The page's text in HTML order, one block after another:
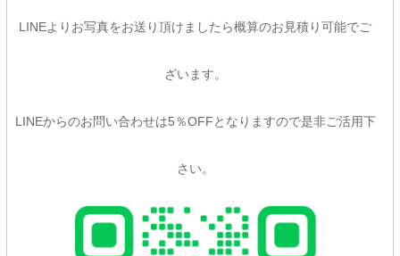
LINEよりお写真をお送り頂けましたら概算のお見積り可能でご
ざいます。
LINEからのお問い合わせは5％OFFとなりますので是非ご活用下
さい。